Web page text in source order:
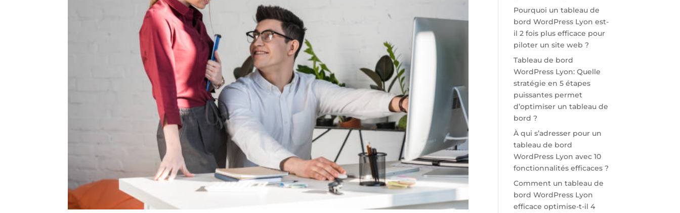
Pourquoi un tableau de
bord WordPress Lyon est-
il 2 fois plus efficace pour
piloter un site web ?
Tableau de bord
WordPress Lyon: Quelle
stratégie en 5 étapes
puissantes permet
d’optimiser un tableau de
bord ?
À qui s’adresser pour un
tableau de bord
WordPress Lyon avec 10
fonctionnalités efficaces ?
Comment un tableau de
bord WordPress Lyon
efficace optimise-t-il 4